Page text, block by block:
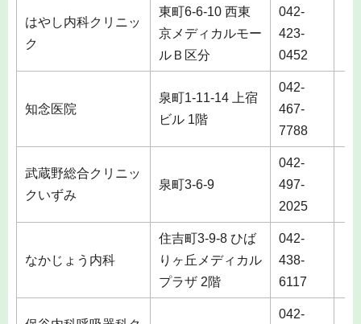
はやし内科クリニッ
ク
東町6-6-10 西東
京メディカルモー
ルＢ区分
042-
423-
0452
知念医院
泉町1-11-14 上宿
ビル 1階
042-
467-
7788
武蔵野総合クリニッ
クいずみ
泉町3-6-9
042-
497-
2025
なかじょう内科
住吉町3-9-8 ひば
りヶ丘メディカル
プラザ 2階
042-
438-
6117
042-